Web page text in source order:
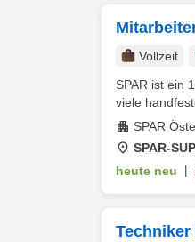
Vollzeit
SPAR ist ein
viele
SPAR
SPAR-
heute neu